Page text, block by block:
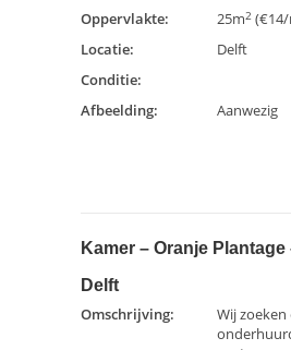
Oppervlakte:
25m2
Locatie:
Delft
Conditie:
Afbeelding:
Aanwezig
Kamer – Oranje Plantage
Delft
Omschrijving:
Wij zoeken